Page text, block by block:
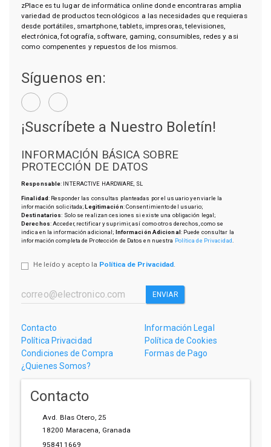
zPlace es tu lugar de informática online donde encontraras amplia
variedad de productos tecnológicos a las necesidades que requieras
desde portátiles, smartphone, tablets, impresoras, televisiones,
electrónica, fotografía, software, gaming, consumibles, redes y asi
como compenentes y repuestos de los mismos.
Síguenos en:
¡Suscríbete a Nuestro Boletín!
INFORMACIÓN BÁSICA SOBRE
PROTECCIÓN DE DATOS
Responsable: INTERACTIVE HARDWARE, SL
Finalidad: Responder las consultas planteadas por el usuario y enviarle la
información solicitada;Legitimación: Consentimiento del usuario;
Destinatarios: Solo se realizan cesiones si existe una obligación legal;
Derechos: Acceder, rectificar y suprimir, así como otros derechos, como se
indica en la información adicional; Información Adicional: Puede consultar la
información completa de Protección de Datos en nuestra Política de Privacidad
He leído y acepto la Política de Privacidad.
ENVIAR
Contacto
Información Legal
Política Privacidad
Política de Cookies
Condiciones de Compra
Formas de Pago
¿Quienes Somos?
Contacto
Avd. Blas Otero, 25
18200 Maracena, Granada
958411669